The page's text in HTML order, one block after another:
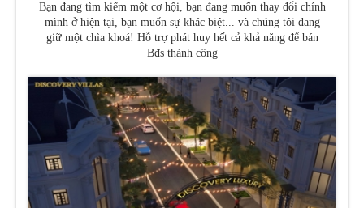
Bạn đang tìm kiếm một cơ hội, bạn đang muốn thay đổi chính
mình ở hiện tại, bạn muốn sự khác biệt... và chúng tôi đang
giữ một chìa khoá! Hỗ trợ phát huy hết cả khả năng để bán
Bđs thành công